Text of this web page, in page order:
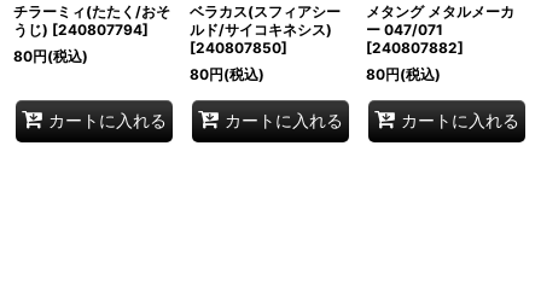
チラーミィ(たたく/おそ
うじ) [240807794]
80円(税込)
カートに入れる
ベラカス(スフィアシー
ルド/サイコキネシス)
[240807850]
80円(税込)
カートに入れる
メタング メタルメーカ
ー 047/071
[240807882]
80円(税込)
カートに入れる